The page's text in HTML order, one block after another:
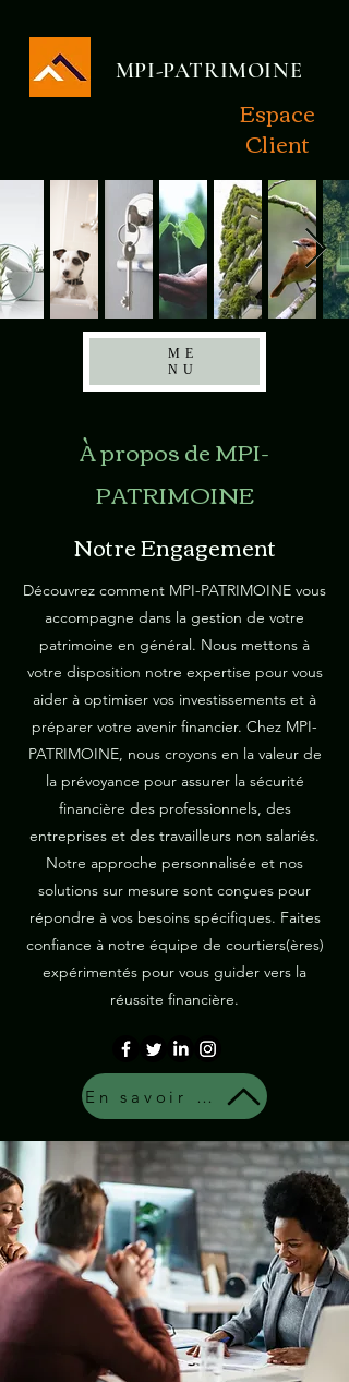
MPI-PATRIMOINE
ME
NU
Espace
Client
À propos de MPI-
PATRIMOINE
Notre Engagement
Découvrez comment MPI-PATRIMOINE vous
accompagne dans la gestion de votre
patrimoine en général. Nous mettons à
votre disposition notre expertise pour vous
aider à optimiser vos investissements et à
préparer votre avenir financier. Chez MPI-
PATRIMOINE, nous croyons en la valeur de
la prévoyance pour assurer la sécurité
financière des professionnels, des
entreprises et des travailleurs non salariés.
Notre approche personnalisée et nos
solutions sur mesure sont conçues pour
répondre à vos besoins spécifiques. Faites
confiance à notre équipe de courtiers(ères)
expérimentés pour vous guider vers la
réussite financière.
En savoir plus